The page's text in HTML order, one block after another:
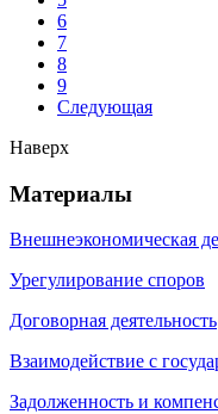
6
7
8
9
Следующая
Наверх
Материалы
Внешнеэкономическая
Урегулирование споров
Договорная деятельность
Взаимодействие с
Задолженность и